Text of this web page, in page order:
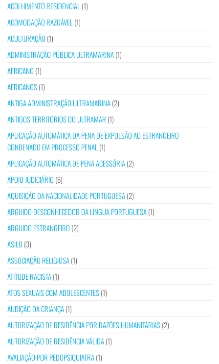
ACOLHIMENTO RESIDENCIAL (1)
ACOMODAÇÃO RAZOÁVEL (1)
ACULTURAÇÃO (1)
ADMINISTRAÇÃO PÚBLICA ULTRAMARINA(1)
AFRICANO (1)
AFRICANOS(1)
ANTIGA ADMINISTRAÇÃO ULTRAMARINA(2)
ANTIGOS TERRITÓRIOS DO ULTRAMAR (1)
APLICAÇÃO AUTOMÁTICA DA PENA DE EXPULSÃO AO ESTRANGEIRO
CONDENADO EM PROCESSO PENAL (1)
APLICAÇÃO AUTOMÁTICA DE PENA ACESSÓRIA(2)
APOIO JUDICIÁRIO (6)
AQUISIÇÃO DA NACIONALIDADE PORTUGUESA(2)
ARGUIDO DESCONHECEDOR DA LÍNGUA PORTUGUESA(1)
ARGUIDO ESTRANGEIRO (2)
ASILO (3)
ASSOCIAÇÃO RELIGIOSA(1)
ATITUDE RACISTA(1)
ATOS SEXUAIS COM ADOLESCENTES(1)
AUDIÇÃO DA CRIANÇA(1)
AUTORIZAÇÃO DE RESIDÊNCIA POR RAZÕES HUMANITÁRIAS(2)
AUTORIZAÇÃO DE RESIDÊNCIA VÁLIDA(1)
AVALIAÇÃO POR PEDOPSIQUIATRA(1)